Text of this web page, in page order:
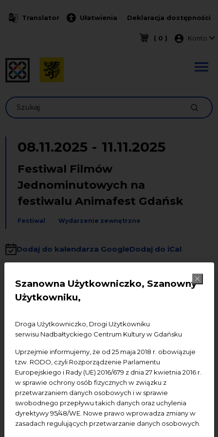
Szanowna Użytkowniczko, Szanowny
Użytkowniku,
Droga Użytkowniczko, Drogi Użytkowniku
serwisu Nadbałtyckiego Centrum Kultury w Gdańsku
Uprzejmie informujemy, że od 25 maja 2018 r. obowiązuje
tzw. RODO, czyli Rozporządzenie Parlamentu
Europejskiego i Rady (UE) 2016/679 z dnia 27 kwietnia 2016 r.
w sprawie ochrony osób fizycznych w związku z
przetwarzaniem danych osobowych i w sprawie
swobodnego przepływu takich danych oraz uchylenia
dyrektywy 95/48/WE. Nowe prawo wprowadza zmiany w
zasadach regulujących przetwarzanie danych osobowych.
Translator Ułatwienia Deklaracja dostępności
( 0 ) Menu
Konto
Szukaj
08.11.2025 - 11.11.2025
Festiwal Filmów
Jednominutowych na
festiwalu Animafest Gdańsk
Festiwal Wydarzenie zewnętrzne
Dodaj do kalendarza GoogleDodaj do iCal
Wydarzenie zewnętrzne:
Nie odpowiadamy za
jego program i nie udzielamy szczegółowych
informacji na jego temat.
International Animation Film Festival
Termin: 8-11 listopada 2025
Miejsce wydarzenia:Kino IKM w Gdańsku (Targ
Rakowy 11), Kino Watra w Gdańsku (Za murami 2/10)
Nasza selekcja animowanych jednominutówek:
11 listopada 2025, w godz. 17.45-20.00, Kino IKM w
Gdańsku (Targ Rakowy 11)